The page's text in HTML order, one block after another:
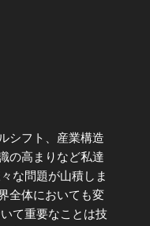
シフト、産業構造
の高まりなど私達
な問題が山積しま
全体においても変
て重要なことは技